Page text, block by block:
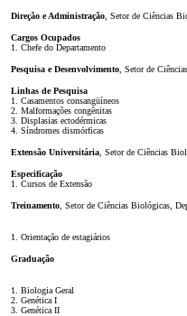
Direção e Administração , Setor de Ciências
Cargos Ocupados
1. Chefe do Departamento
Pesquisa e Desenvolvimento , Setor de
Linhas de Pesquisa
1. Casamentos consangüíneos
2. Malformações congênitas
3. Displasias ectodérmicas
4. Síndromes dismórficas
Extensão Universitária , Setor de Ciências
Especificação
1. Cursos de Extensão
Treinamento , Setor de Ciências Biológicas,
1. Orientação de estagiários
Graduação
1. Biologia Geral
2. Genética I
3. Genética II